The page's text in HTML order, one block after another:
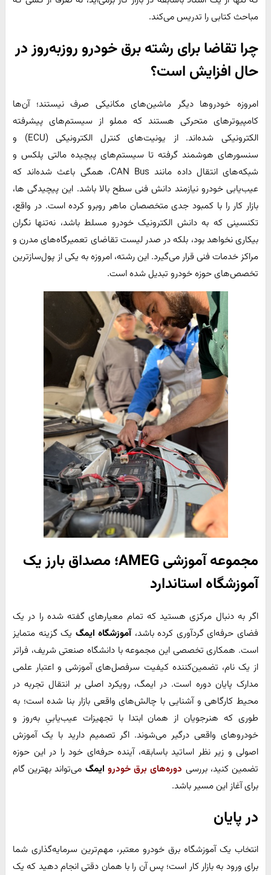
مباحث کتابی را تدریس می‌کند.
چرا تقاضا برای رشته برق خودرو روزبه‌روز در
حال افزایش است؟
امروزه خودروها دیگر ماشین‌های مکانیکی صرف نیستند؛ آن‌ها
کامپیوترهای متحرکی هستند که مملو از سیستم‌های پیشرفته
الکترونیکی شده‌اند. از یونیت‌های کنترل الکترونیکی (ECU) و
سنسورهای هوشمند گرفته تا سیستم‌های پیچیده مالتی‌ پلکس و
شبکه‌های انتقال داده مانند CAN Bus، همگی باعث شده‌اند که
عیب‌یابی خودرو نیازمند دانش فنی سطح بالا باشد. این پیچیدگی ها،
بازار کار را با کمبود جدی متخصصان ماهر روبرو کرده است. در واقع،
تکنسینی که به دانش الکترونیک خودرو مسلط باشد، نه‌تنها نگران
بیکاری نخواهد بود، بلکه در صدر لیست تقاضای تعمیرگاه‌های مدرن و
مراکز خدمات فنی قرار می‌گیرد. این رشته، امروزه به یکی از پول‌سازترین
تخصص‌های حوزه خودرو تبدیل شده است.
مجموعه آموزشی AMEG؛ مصداق بارز یک
آموزشگاه استاندارد
اگر به دنبال مرکزی هستید که تمام معیارهای ‌گفته شده را در یک
فضای حرفه‌ای گردآوری کرده باشد،آموزشگاه ایمگ یک گزینه متمایز
است. همکاری تخصصی این مجموعه با دانشگاه صنعتی شریف، فراتر
از یک نام، تضمین‌کننده کیفیت سرفصل‌های آموزشی و اعتبار علمی
مدارک پایان دوره است. در ایمگ، رویکرد اصلی بر انتقال تجربه در
محیط کارگاهی و آشنایی با چالش‌های واقعی بازار بنا شده است؛ به
طوری که هنرجویان از همان ابتدا با تجهیزات عیب‌یابیِ به‌روز و
خودروهای واقعی درگیر می‌شوند. اگر تصمیم دارید با یک آموزش
اصولی و زیر نظر اساتید باسابقه، آینده حرفه‌ای خود را در این حوزه
تضمین کنید، بررسی دوره‌های برق خودرو ایمگ می‌تواند بهترین گام
برای آغاز این مسیر باشد.
در پایان
انتخاب یک آموزشگاه برق خودرو معتبر، مهم‌ترین سرمایه‌گذاری شما
برای ورود به بازار کار است؛ پس آن را با همان دقتی انجام دهید که یک